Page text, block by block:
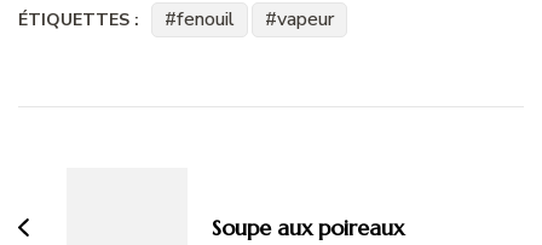
ÉTIQUETTES : fenouil vapeur
Soupe aux poireaux